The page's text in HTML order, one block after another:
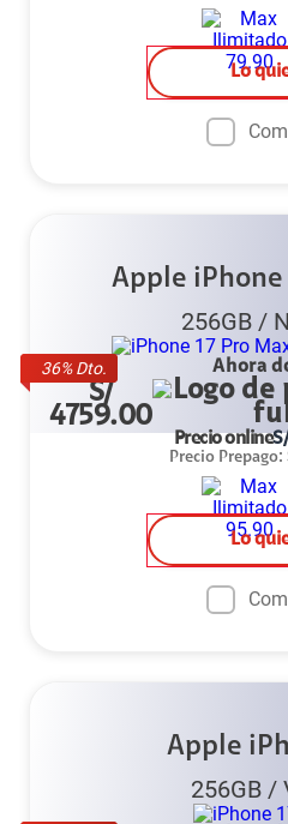
Lo
36% Dto.
Apple iPhone
256GB/
Ahora
S/
4759.00
Precio online
Precio Prepago:
Lo
Apple
256GB /